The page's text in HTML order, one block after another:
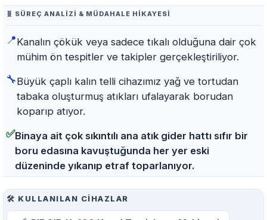
🧬 SÜREÇ ANALIZI & MÜDAHALE HIKAYESI
📍Kanalın çökük veya sadece tıkalı olduğuna dair çok
mühim ön tespitler ve takipler gerçekleştiriliyor.
🔧Büyük çaplı kalın telli cihazımız yağ ve tortudan
tabaka oluşturmuş atıkları ufalayarak borudan
koparıp atıyor.
✅Binaya ait çok sıkıntılı ana atık gider hattı sıfır bir
boru edasına kavuştuğunda her yer eski
düzeninde yıkanıp etraf toparlanıyor.
🛠️ KULLANILAN CIHAZLAR